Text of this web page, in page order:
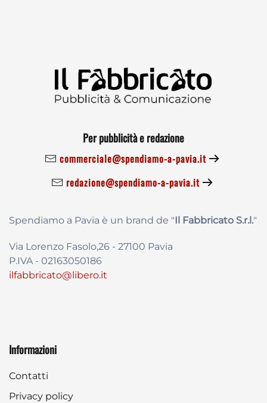
Per pubblicità e redazione
commerciale@spendiamo-a-pavia.it
redazione@spendiamo-a-pavia.it
Spendiamo a Pavia è un brand de " Il Fabbricato S.r.l."
Via Lorenzo Fasolo,26 - 27100 Pavia
P.IVA - 02163050186
ilfabbricato@libero.it
Informazioni
Contatti
Privacy policy